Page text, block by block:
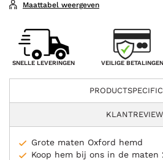
Maattabel weergeven
SNELLE LEVERINGEN VEILIGE BETALINGEN
Grote maten Oxford hemd
Koop hem bij ons in de maten